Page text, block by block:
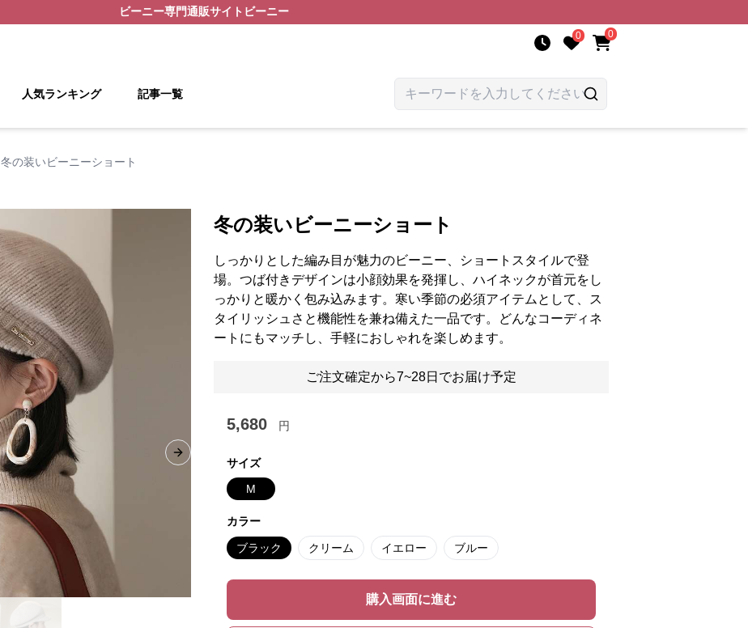
ビーニー専門通販サイト ビーニー
0 0
人気ランキング 記事一覧
冬の装いビーニーショート
Next slide
冬の装いビーニーショート
しっかりとした編み目が魅力のビーニー、ショートスタイルで登
場。つば付きデザインは小顔効果を発揮し、ハイネックが首元をし
っかりと暖かく包み込みます。寒い季節の必須アイテムとして、ス
タイリッシュさと機能性を兼ね備えた一品です。どんなコーディネ
ートにもマッチし、手軽におしゃれを楽しめます。
ご注文確定から7~28日でお届け予定
5,680 円
サイズ
M
カラー
ブラック クリーム イエロー ブルー
購入画面に進む